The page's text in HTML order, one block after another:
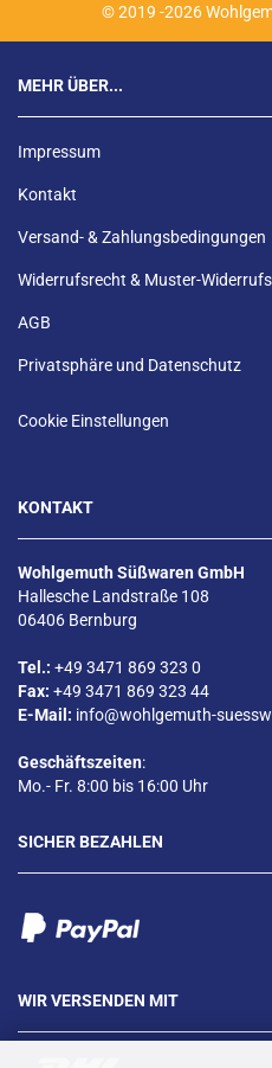
© 2019 -2026
MEHR ÜBER...
Impressum
Kontakt
Versand- & Zahlungsbedingungen
Widerrufsrecht & Muster-
AGB
Privatsphäre und Datenschutz
Cookie Einstellungen
KONTAKT
Wohlgemuth Süßwaren GmbH
Hallesche Landstraße 108
06406 Bernburg
Tel.: +49 3471 869 323 0
Fax: +49 3471 869 323 44
E-Mail: info@wohlgemuth-
Geschäftszeiten:
Mo.- Fr. 8:00 bis 16:00 Uhr
SICHER BEZAHLEN
WIR VERSENDEN MIT